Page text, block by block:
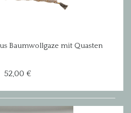
Baumwollgaze mit Quasten
52,00 €